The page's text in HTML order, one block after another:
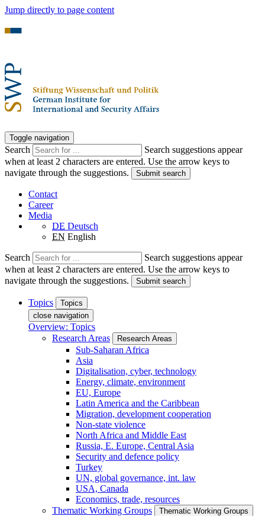
Jump directly to page content
Toggle navigation
Search
Search suggestions appear
when at least 2 characters are entered. Use the arrow keys to
navigate through the suggestions.
Submit search
Contact
Career
Media
DE Deutsch
EN English
Search
Search suggestions appear
when at least 2 characters are entered. Use the arrow keys to
navigate through the suggestions.
Submit search
Topics
Topics
close navigation
Overview: Topics
Research Areas
Research Areas
Sub-Saharan Africa
Asia
Digitalisation, cyber, technology
Energy, climate, environment
EU, Europe
Latin America and the Caribbean
Migration, development cooperation
Non-state violence
North Africa and Middle East
Russia, E. Europe, Central Asia
Security and defence policy
Turkey
UN, global governance, int. law
USA, Canada
Economics, trade, resources
Thematic Working Groups
Thematic Working Groups